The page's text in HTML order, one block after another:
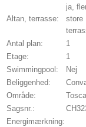
Altan, terrasse:
ja,
store
Antal plan:
1
Etage:
1
Swimmingpool:
Nej
Beliggenhed:
Område:
Sagsnr.:
Energimærkning: